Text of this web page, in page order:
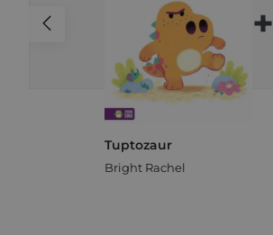
Tuptozaur
Bright Rachel
+